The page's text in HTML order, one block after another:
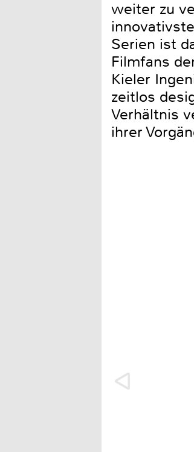
weiter zu
Serien ist
Filmfans
Kieler
zeitlos
Verhältnis
ihrer